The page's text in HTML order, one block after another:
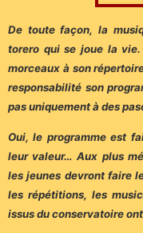
De toute façon, la
torero qui se joue la vie.
morceaux à son
responsabilité son
pas uniquement à des
Oui, le programme est
leur valeur… Aux plus
les jeunes devront faire
les répétitions, les
issus du conservatoire